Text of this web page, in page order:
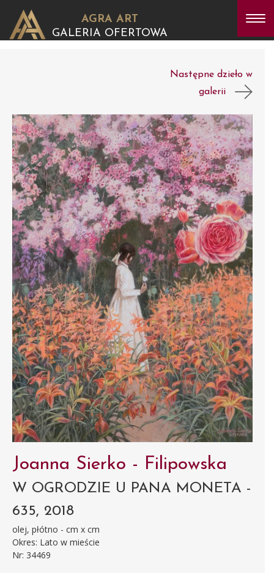
AGRA ART
GALERIA OFERTOWA
Następne dzieło w
galerii
Joanna Sierko - Filipowska
W OGRODZIE U PANA MONETA -
635, 2018
olej, płótno - cm x cm
Okres: Lato w mieście
Nr: 34469